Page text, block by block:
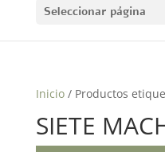
Seleccionar página
Inicio/ Productos
SIETE